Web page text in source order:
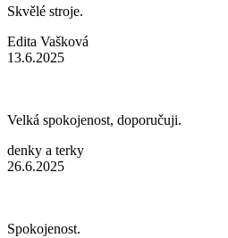
Skvělé stroje.
Edita Vašková
13.6.2025
Velká spokojenost, doporučuji.
denky a terky
26.6.2025
Spokojenost.